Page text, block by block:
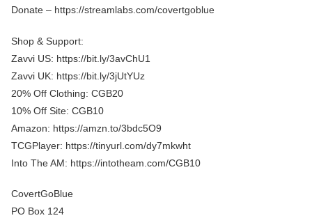
Donate – https://streamlabs.com/covertgoblue
Shop & Support:
Zavvi US: https://bit.ly/3avChU1
Zavvi UK: https://bit.ly/3jUtYUz
20% Off Clothing: CGB20
10% Off Site: CGB10
Amazon: https://amzn.to/3bdc5O9
TCGPlayer: https://tinyurl.com/dy7mkwht
Into The AM: https://intotheam.com/CGB10
CovertGoBlue
PO Box 124